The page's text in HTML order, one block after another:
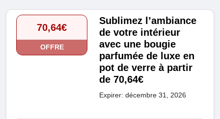
70,64€
OFFRE
Sublimez l’ambiance
de votre intérieur
avec une bougie
parfumée de luxe en
pot de verre à partir
de 70,64€
Expirer: décembre 31, 2026